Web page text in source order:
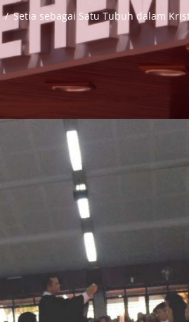
Setia sebagai Satu Tubuh dalam